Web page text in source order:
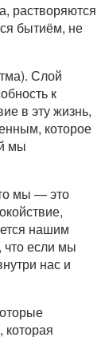
растворяются
бытиём, не
Слой
к
в эту жизнь,
которое
мы
мы — это
нашим
что если мы
нас и
которая